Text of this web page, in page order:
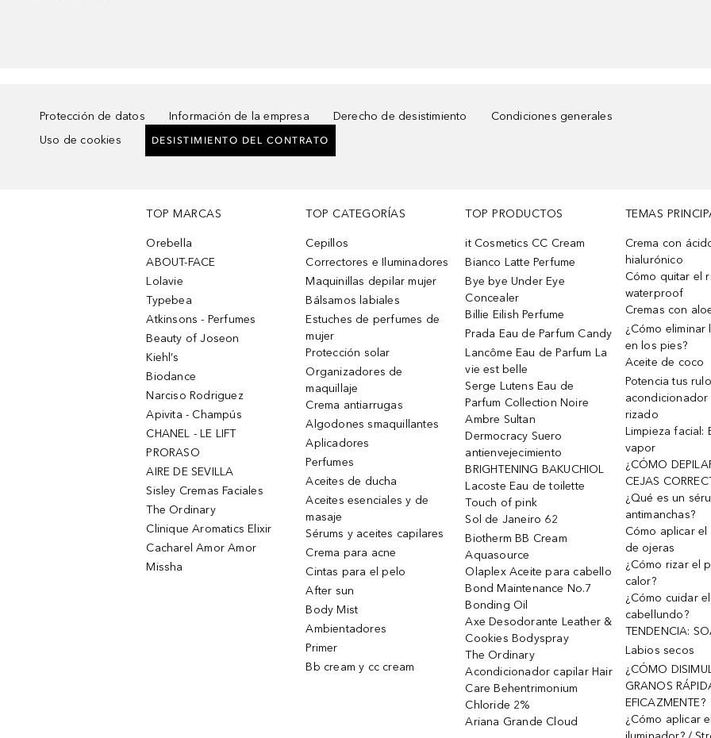
Protección de datos Información de la empresa Derecho de desistimiento
Condiciones generales
Uso de cookies
DESISTIMIENTO DEL CONTRATO
TOP MARCAS
Orebella
ABOUT-FACE
Lolavie
Typebea
Atkinsons - Perfumes
Beauty of Joseon
Kiehl’s
Biodance
Narciso Rodriguez
Apivita - Champús
CHANEL - LE LIFT
PRORASO
AIRE DE SEVILLA
Sisley Cremas Faciales
The Ordinary
Clinique Aromatics Elixir
Cacharel Amor Amor
Missha
TOP CATEGORÍAS
Cepillos
Correctores e Iluminadores
Maquinillas depilar mujer
Bálsamos labiales
Estuches de perfumes de
mujer
Protección solar
Organizadores de
maquillaje
Crema antiarrugas
Algodones smaquillantes
Aplicadores
Perfumes
Aceites de ducha
Aceites esenciales y de
masaje
Sérums y aceites capilares
Crema para acne
Cintas para el pelo
After sun
Body Mist
Ambientadores
Primer
Bb cream y cc cream
TOP PRODUCTOS
it Cosmetics CC Cream
Bianco Latte Perfume
Bye bye Under Eye
Concealer
Billie Eilish Perfume
Prada Eau de Parfum Candy
Lancôme Eau de Parfum La
vie est belle
Serge Lutens Eau de
Parfum Collection Noire
Ambre Sultan
Dermocracy Suero
antienvejecimiento
BRIGHTENING BAKUCHIOL
Lacoste Eau de toilette
Touch of pink
Sol de Janeiro 62
Biotherm BB Cream
Aquasource
Olaplex Aceite para cabello
Bond Maintenance No.7
Bonding Oil
Axe Desodorante Leather &
Cookies Bodyspray
The Ordinary
Acondicionador capilar Hair
Care Behentrimonium
Chloride 2%
Ariana Grande Cloud
TEMAS
Crema con
hialurónico
Cómo quitar el
waterproof
Cremas con
¿Cómo eliminar
en los pies?
Aceite de coco
Potencia tus
rizado
Limpieza facial:
vapor
¿CÓMO
CEJAS
¿Qué es un
antimanchas?
Cómo aplicar
de ojeras
¿Cómo rizar el
calor?
¿Cómo cuidar
cabellundo?
TENDENCIA:
Labios secos
¿CÓMO
GRANOS
EFICAZMENTE?
¿Cómo aplicar el